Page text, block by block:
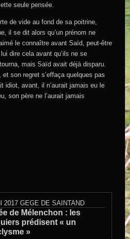
seule pensée.
de vide au fond de sa poitrine,
il se dit alors qu’un prénom ne
le connaître avant Saïd, peut-être
dire cela avant qu’ils ne se
mais Saïd avait déjà disparu.
son regret s’effaça quelques pas
idiot, avant, il n’aurait jamais eu le
son père ne l’aurait jamais
2017 GEGE DE SAINTAND
de Mélenchon : les
prédisent « un
»